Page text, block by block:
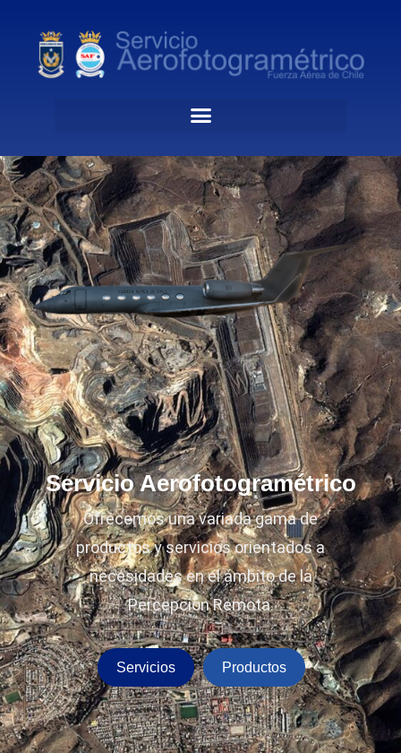
Servicio Aerofotogramétrico
Ofrecemos una variada gama de
productos y servicios orientados a
necesidades en el ámbito de la
Percepción Remota.
Servicios Productos